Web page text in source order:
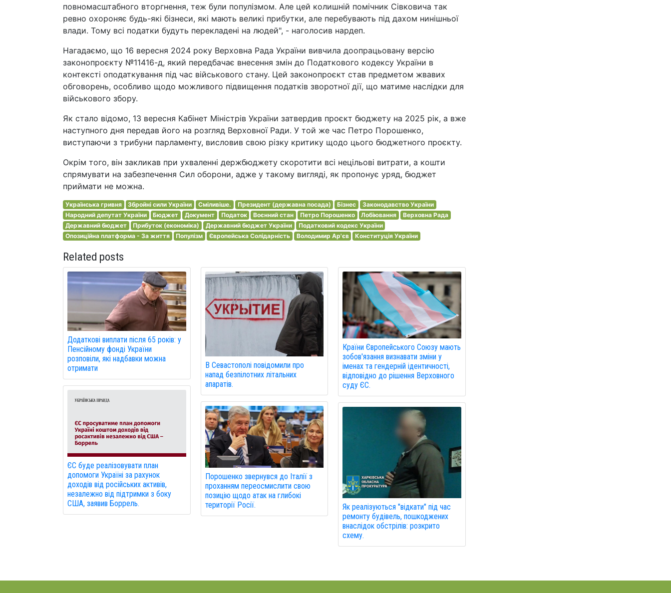
повномасштабного вторгнення, теж були популізмом. Але цей колишній помічник Сівковича так
ревно охороняє будь-які бізнеси, які мають великі прибутки, але перебувають під дахом нинішньої
влади. Тому всі податки будуть перекладені на людей", - наголосив нардеп.
Нагадаємо, що 16 вересня 2024 року Верховна Рада України вивчила доопрацьовану версію
законопроєкту №11416-д, який передбачає внесення змін до Податкового кодексу України в
контексті оподаткування під час військового стану. Цей законопроєкт став предметом жвавих
обговорень, особливо щодо можливого підвищення податків зворотної дії, що матиме наслідки для
військового збору.
Як стало відомо, 13 вересня Кабінет Міністрів України затвердив проєкт бюджету на 2025 рік, а вже
наступного дня передав його на розгляд Верховної Ради. У той же час Петро Порошенко,
виступаючи з трибуни парламенту, висловив свою різку критику щодо цього бюджетного проєкту.
Окрім того, він закликав при ухваленні держбюджету скоротити всі нецільові витрати, а кошти
спрямувати на забезпечення Сил оборони, адже у такому вигляді, як пропонує уряд, бюджет
приймати не можна.
Українська гривня Збройні сили України Сміливіше. Президент (державна посада) Бізнес
Законодавство України
Народний депутат України
Бюджет Документ Податок Воєнний стан Петро Порошенко Лобіювання
Верховна Рада
Державний бюджет
Прибуток (економіка) Державний бюджет України
Податковий кодекс України
Опозиційна платформа - За життя
Популізм Європейська Солідарність Володимир Ар'єв Конституція України
Related posts
Додаткові виплати після 65 років: у
Пенсійному фонді України
розповіли, які надбавки можна
отримати
ЄС буде реалізовувати план
допомоги Україні за рахунок
доходів від російських активів,
незалежно від підтримки з боку
США, заявив Боррель.
В Севастополі повідомили про
напад безпілотних літальних
апаратів.
Порошенко звернувся до Італії з
проханням переосмислити свою
позицію щодо атак на глибокі
території Росії.
Країни Європейського Союзу мають
зобов'язання визнавати зміни у
іменах та гендерній ідентичності,
відповідно до рішення Верховного
суду ЄС.
Як реалізуються "відкати" під час
ремонту будівель, пошкоджених
внаслідок обстрілів: розкрито
схему.